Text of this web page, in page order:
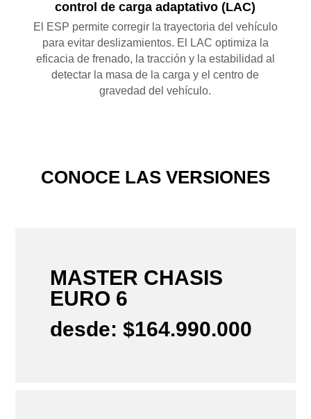
control de carga adaptativo (LAC)
El ESP permite corregir la trayectoria del vehículo
para evitar deslizamientos. El LAC optimiza la
eficacia de frenado, la tracción y la estabilidad al
detectar la masa de la carga y el centro de
gravedad del vehículo.
CONOCE LAS VERSIONES
MASTER CHASIS
EURO 6
desde: $164.990.000